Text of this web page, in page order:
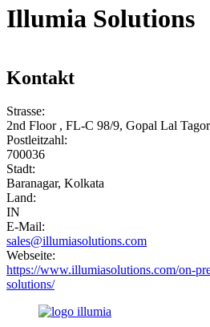
Illumia Solutions
Kontakt
Strasse:
2nd Floor , FL-C 98/9, Gopal Lal
Postleitzahl:
700036
Stadt:
Baranagar, Kolkata
Land:
IN
E-Mail:
sales@illumiasolutions.com
Webseite:
https://www.illumiasolutions.com/on-
solutions/